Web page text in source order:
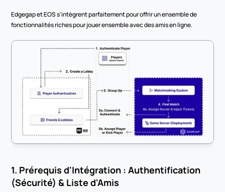
Edgegap et EOS s'intègrent parfaitement pour offrir un ensemble de
fonctionnalités riches pour jouer ensemble avec des amis en ligne.
1. Prérequis d'Intégration : Authentification
(Sécurité) & Liste d'Amis